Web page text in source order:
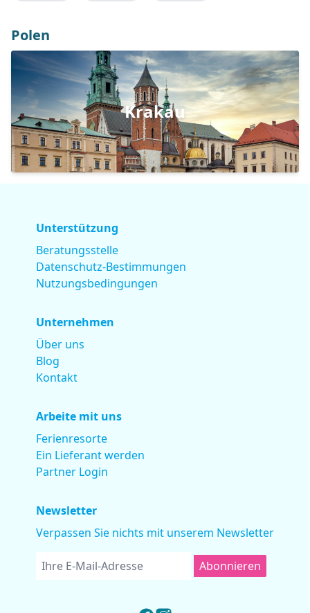
Polen
Krakau
Unterstützung
Beratungsstelle
Datenschutz-Bestimmungen
Nutzungsbedingungen
Unternehmen
Über uns
Blog
Kontakt
Arbeite mit uns
Ferienresorte
Ein Lieferant werden
Partner Login
Newsletter
Verpassen Sie nichts mit unserem Newsletter
Abonnieren